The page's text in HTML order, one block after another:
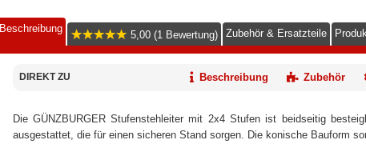
Beschreibung
5,00 (1 Bewertung) Zubehör & Ersatzteile
DIREKT ZU Beschreibung Zubehör
Die GÜNZBURGER Stufenstehleiter mit 2x4 Stufen ist beidseitig
ausgestattet, die für einen sicheren Stand sorgen. Die konische Bauform